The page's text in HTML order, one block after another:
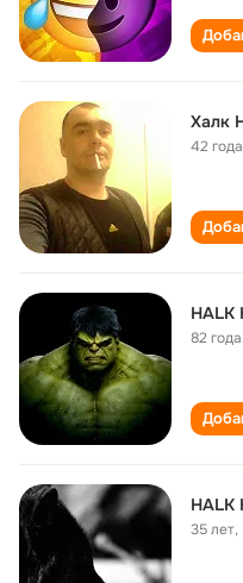
Халк
42 года
HALK
82 года
HALK
35 лет,